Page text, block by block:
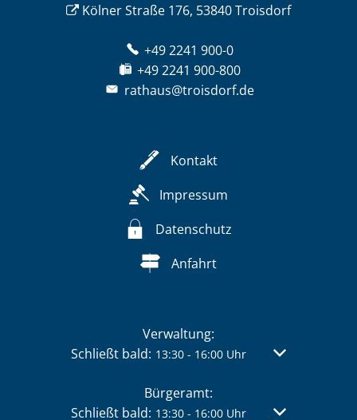
Kölner Straße 176, 53840 Troisdorf
+49 2241 900-0
+49 2241 900-800
rathaus@troisdorf.de
Kontakt
Impressum
Datenschutz
Anfahrt
Verwaltung:
Klicken, um weitere Öffnungs- oder
Schließt bald: 13:30 - 16:00 Uhr Von 13:30 bis
Bürgeramt:
Klicken, um weitere Öffnungs- oder
Schließt bald: 13:30 - 16:00 Uhr Von 13:30 bis